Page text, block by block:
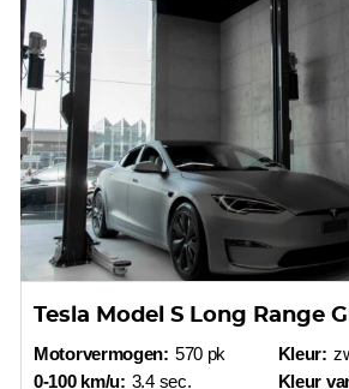
Tesla Model S Long Range
Motorvermogen: 570 pk
0-100 km/u: 3.4 sec.
Kleur:
Kleur